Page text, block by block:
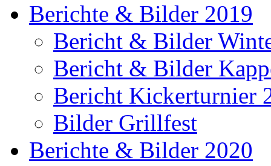
Berichte & Bilder 2019
Bericht & Bilder
Bericht & Bilder
Bericht Kickerturnier
Bilder Grillfest
Berichte & Bilder 2020